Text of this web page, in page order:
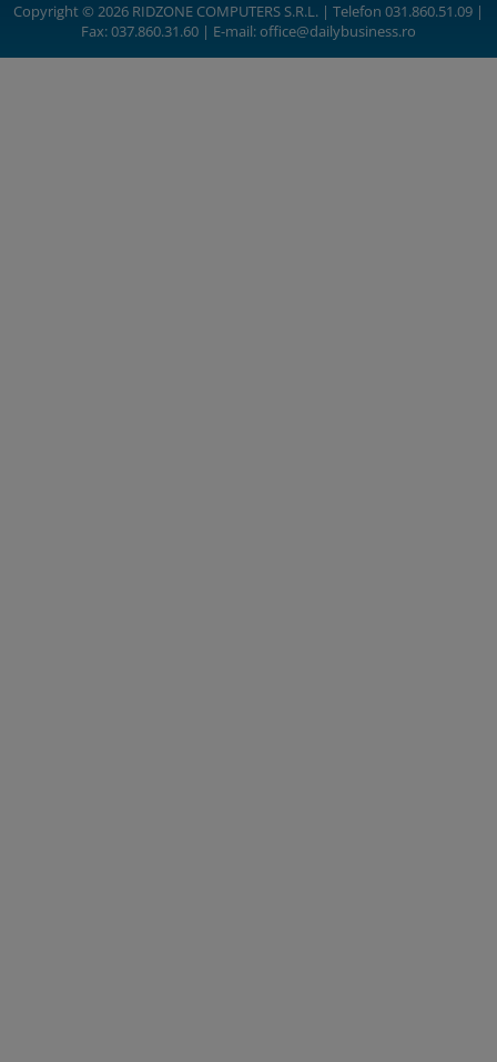
Copyright © 2026 RIDZONE COMPUTERS S.R.L. | Telefon 031.860.51.09 |
Fax: 037.860.31.60 | E-mail:office@dailybusiness.ro